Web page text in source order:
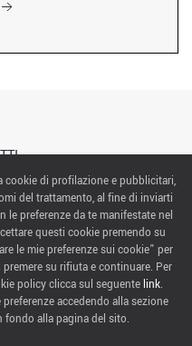
US
SpA All rights reserved
Rimini,
Imprese 00139440408, Capitale Sociale
cookie di profilazione e pubblicitari,
del trattamento, al fine di inviarti
preferenze da te manifestate nel
questi cookie premendo su
le mie preferenze sui cookie” per
su rifiuta e continuare. Per
policy clicca sul seguente link.
accedendo alla sezione
fondo alla pagina del sito.